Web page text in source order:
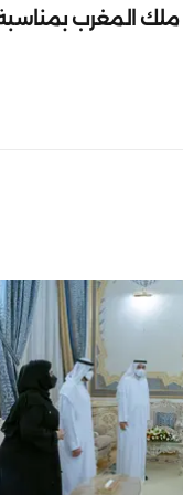
ملك المغرب